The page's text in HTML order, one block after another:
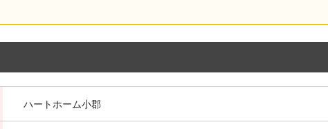
ハートホーム小郡